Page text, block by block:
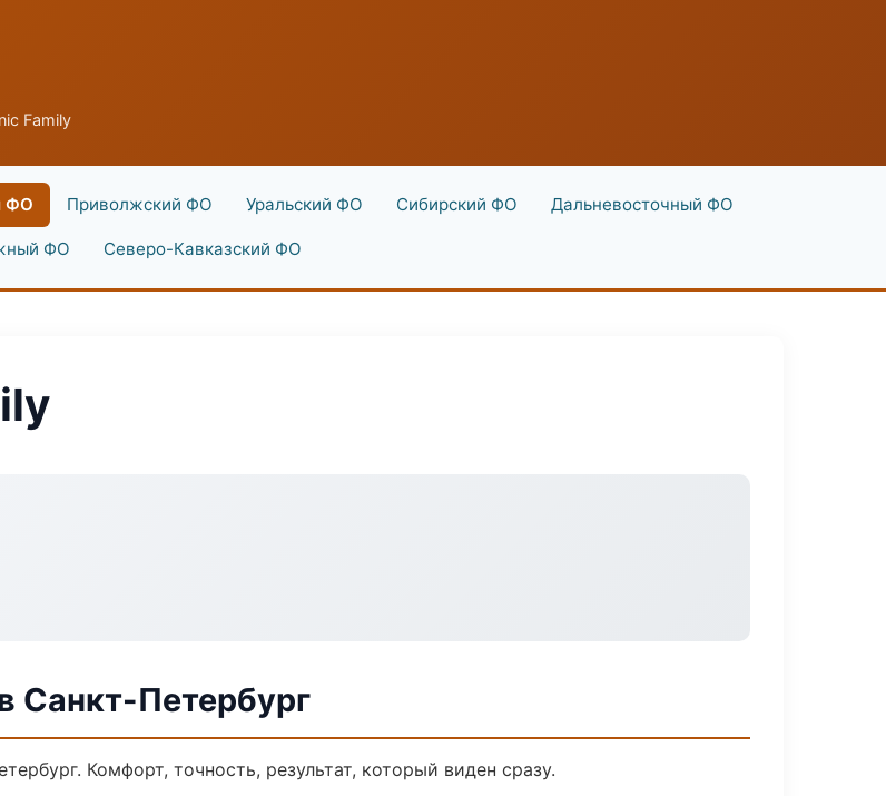
Family
ФО Приволжский ФО Уральский ФО Сибирский ФО Дальневосточный ФО
ФО Северо-Кавказский ФО
Санкт-Петербург
Комфорт, точность, результат, который виден сразу.